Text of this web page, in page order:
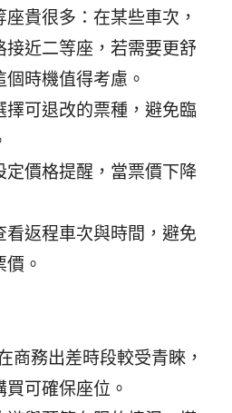
貴很多：在某些車次，
接近二等座，若需要更舒
時機值得考慮。
擇可退改的票種，避免臨
定價格提醒，當票價下降
看返程車次與時間，避免
。
商務出差時段較受青睞，
可確保座位。